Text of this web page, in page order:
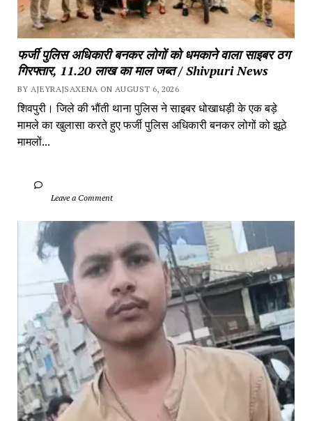
फर्जी पुलिस अधिकारी बनकर लोगों को धमकाने वाला साइबर ठग
गिरफ्तार, 11.20 लाख का माल जब्त / Shivpuri News
BY AJEYRAJSAXENA ON AUGUST 6, 2026
शिवपुरी। जिले की भौंती थाना पुलिस ने साइबर धोखाधड़ी के एक बड़े
मामले का खुलासा करते हुए फर्जी पुलिस अधिकारी बनकर लोगों को झूठे
मामलों...
		Leave a Comment